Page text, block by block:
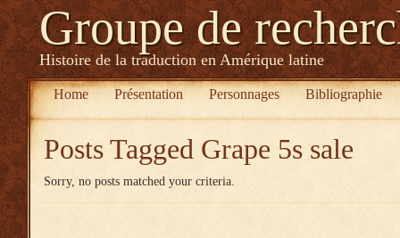
Groupe de
Histoire de la traduction en Amérique latine
Home Présentation Personnages Bibliographie
Posts Tagged Grape 5s sale
Sorry, no posts matched your criteria.